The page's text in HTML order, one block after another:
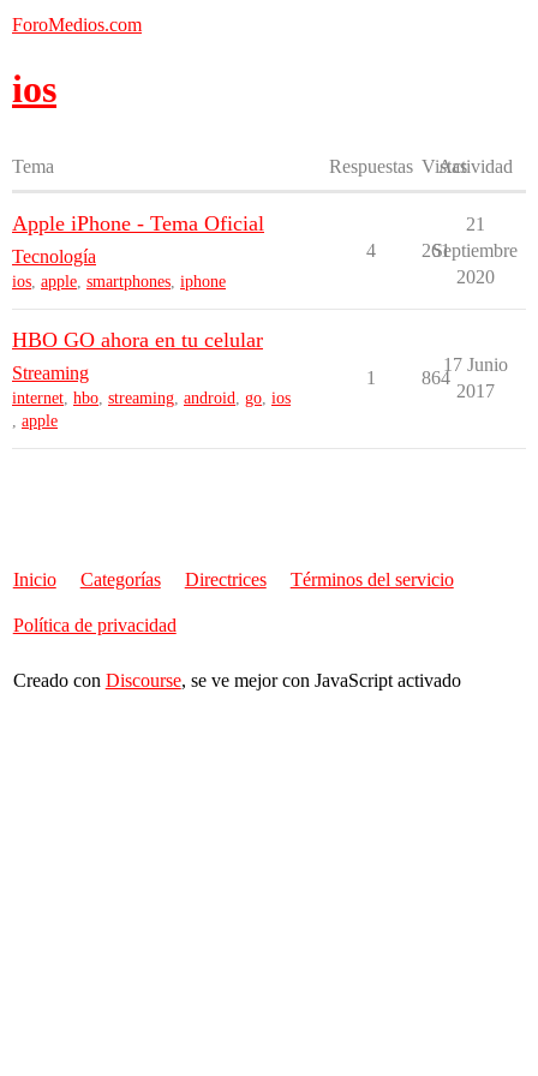
ForoMedios.com
ios
Tema Respuestas Vistas
Actividad
Apple iPhone - Tema Oficial
Tecnología
ios, apple, smartphones, iphone
4 261
21
Septiembre
2020
HBO GO ahora en tu celular
Streaming
internet, hbo, streaming, android, go, ios
, apple
1 864
17 Junio
2017
Inicio Categorías Directrices Términos del servicio
Política de privacidad
Creado con Discourse, se ve mejor con JavaScript activado